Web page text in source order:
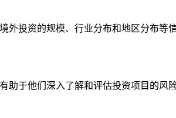
投资的规模、行业分布和地区分布等
于他们深入了解和评估投资项目的风险